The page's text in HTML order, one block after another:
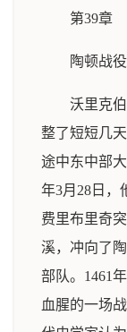
第39章
陶顿战
沃里克
整了短短几
途中东中部
年3月28日，
费里布里奇
溪，冲向了
部队。1461
血腥的一场